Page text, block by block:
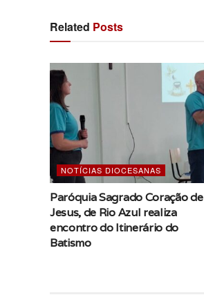
Related Posts
NOTÍCIAS DIOCESANAS
Paróquia Sagrado Coração de
Jesus, de Rio Azul realiza
encontro do Itinerário do
Batismo